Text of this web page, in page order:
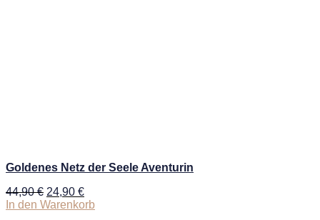
Goldenes Netz der Seele Aventurin
44,90€ Ursprünglicher
Preis
24,90 €Aktueller
Preis
In den Warenkorb